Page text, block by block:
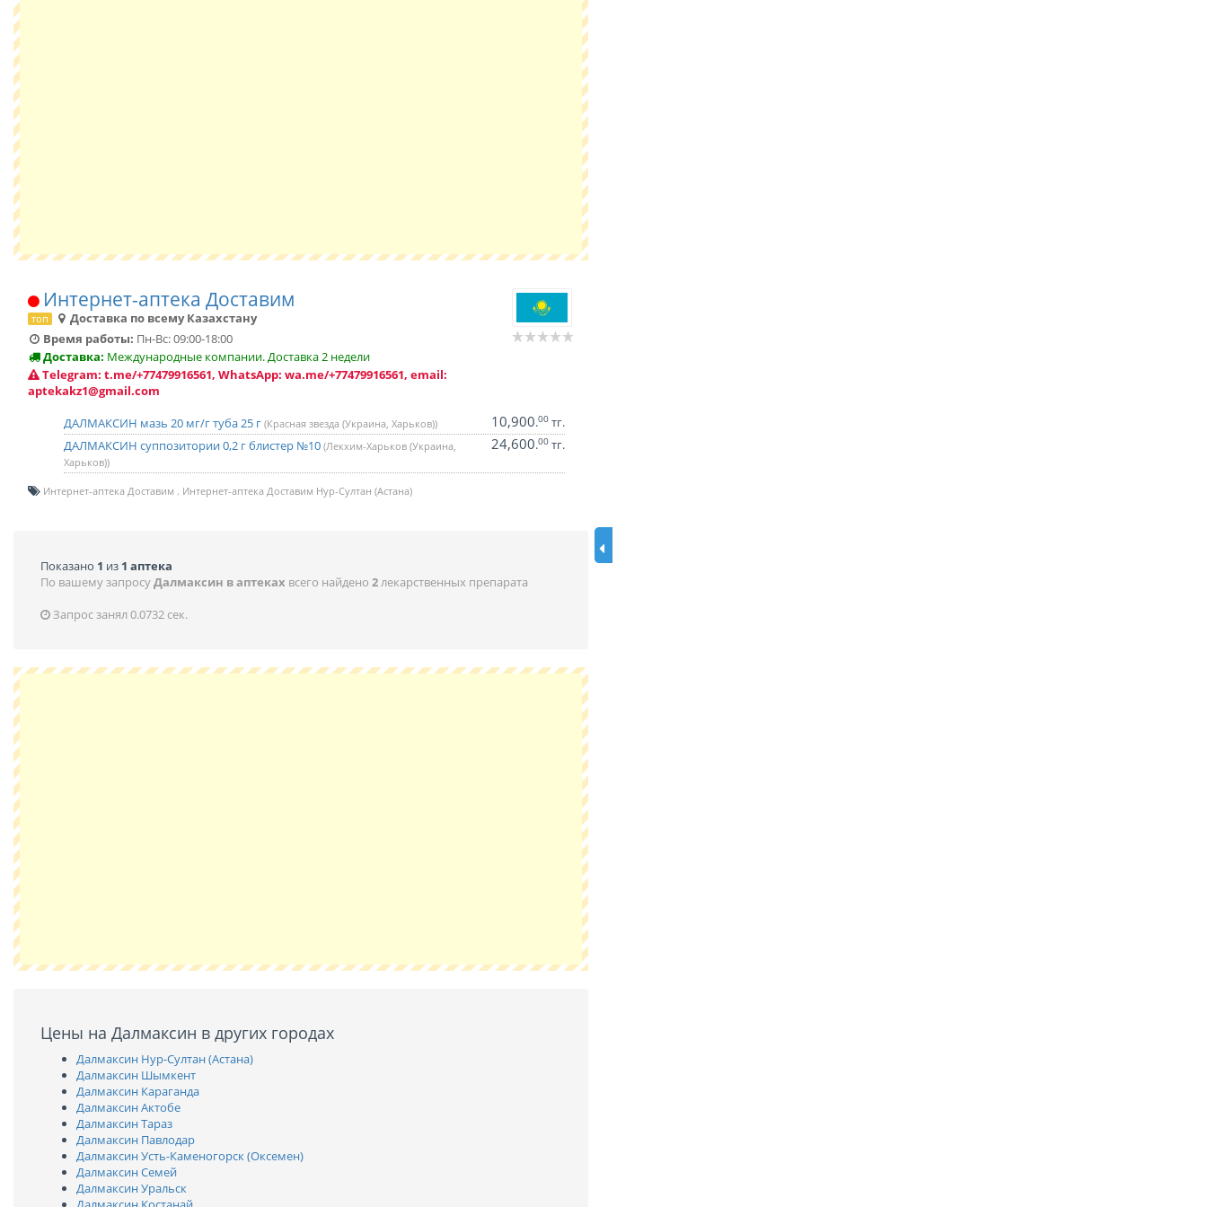
Интернет-аптека Доставим
топ
Доставка по всему Казахстану
Время работы: Пн-Вс: 09:00-18:00
Доставка: Международные компании. Доставка 2 недели
Telegram: t.me/+77479916561, WhatsApp: wa.me/+77479916561, email:
aptekakz1@gmail.com
ДАЛМАКСИН мазь 20 мг/г туба 25 г (Красная звезда (Украина, Харьков)) 10,900.00тг.
ДАЛМАКСИН суппозитории 0,2 г блистер №10 (Лекхим-Харьков (Украина,
Харьков))
24,600.00тг.
Интернет-аптека Доставим Интернет-аптека Доставим Нур-Султан (Астана)
Показано 1 из 1 аптека
По вашему запросуДалмаксин в аптеках всего найдено 2лекарственных препарата
Запрос занял 0.0732 сек.
Цены на Далмаксин в других городах
Далмаксин Нур-Султан (Астана)
Далмаксин Шымкент
Далмаксин Караганда
Далмаксин Актобе
Далмаксин Тараз
Далмаксин Павлодар
Далмаксин Усть-Каменогорск (Оксемен)
Далмаксин Семей
Далмаксин Уральск